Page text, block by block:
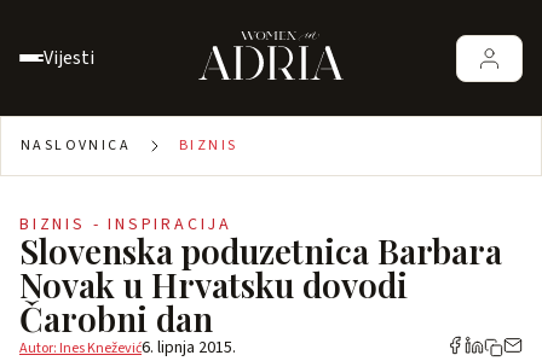
Vijesti
NASLOVNICA BIZNIS
BIZNIS - INSPIRACIJA
Slovenska poduzetnica Barbara
Novak u Hrvatsku dovodi
Čarobni dan
Autor: Ines Knežević6. lipnja 2015.